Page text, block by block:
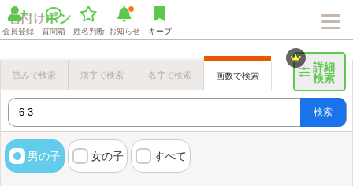
会員登録 質問箱 姓名判断 お知らせ キープ
詳細
検索
読みで検索 漢字で検索 名字で検索 画数で検索
検索
男の子 女の子 すべて